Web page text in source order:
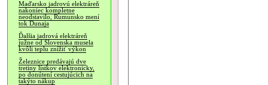
Maďarsko jadrovú elektráreň
nakoniec kompletne
neodstavilo, Rumunsko mení
tok Dunaja
Ďalšia jadrová elektráreň
južne od Slovenska musela
kvôli teplu znížiť výkon
Železnice predávajú dve
tretiny lístkov elektronicky,
po donútení cestujúcich na
takýto nákup